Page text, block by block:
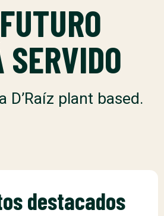
SERVIDO
D’Raíz plant based.
destacados